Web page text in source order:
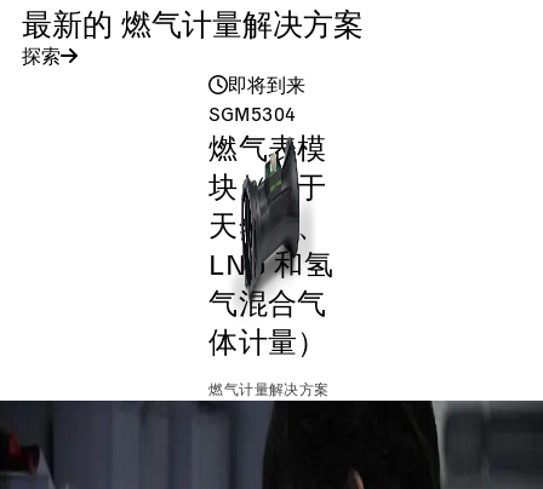
最新的 燃气计量解决方案
探索
即将到来
SGM5304
燃气表模
块（用于
天然气、
LNG 和氢
气混合气
体计量）
燃气计量解决方案